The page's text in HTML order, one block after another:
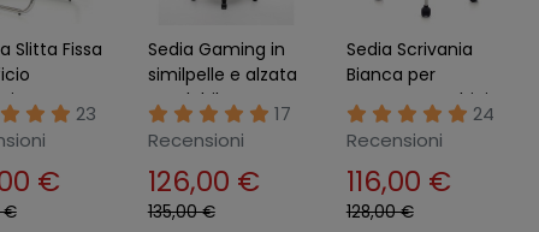
Slitta Fissa
Nero
Braccioli
23
€
€
Sedia Gaming in
similpelle e alzata
regolabile
17
Recensioni
126,00 €
135,00 €
Sedia Scrivania
Bianca per
Camera Bambini
Poltrona con
Ruote da Ufficio
Studio
24
Recensioni
116,00 €
128,00 €